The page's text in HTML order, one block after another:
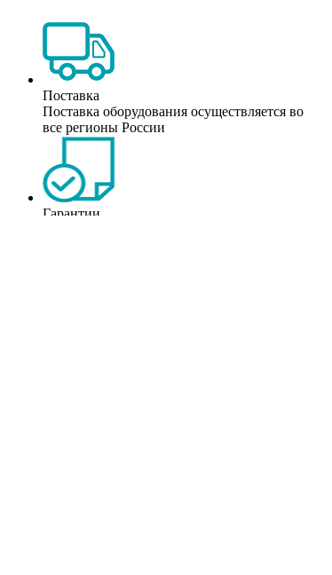
Поставка
Поставка оборудования осуществляется во
все регионы России
Гарантии